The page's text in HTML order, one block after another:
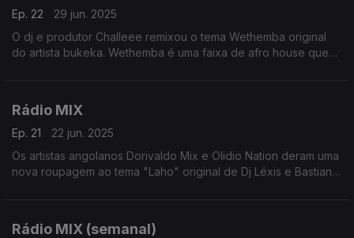
Ep. 22
29 jun. 2025
O dj e produtor Challeee remixou o tema Wethemba original
do artista bukeka. Wethemba é uma faixa de afro house que
Rádio MIX
Ep. 21
22 jun. 2025
Os artistas angolanos Dorivaldo Mix e Olidio Nation deram uma
nova roupagem ao tema "Laho" original de Dj Léxis e Bastian
Rádio MIX (semanal)